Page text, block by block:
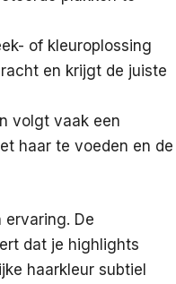
of kleur­oplossing
en krijgt de juiste
volgt vaak een
haar te voeden en de
ervaring. De
dat je highlights
haarkleur subtiel